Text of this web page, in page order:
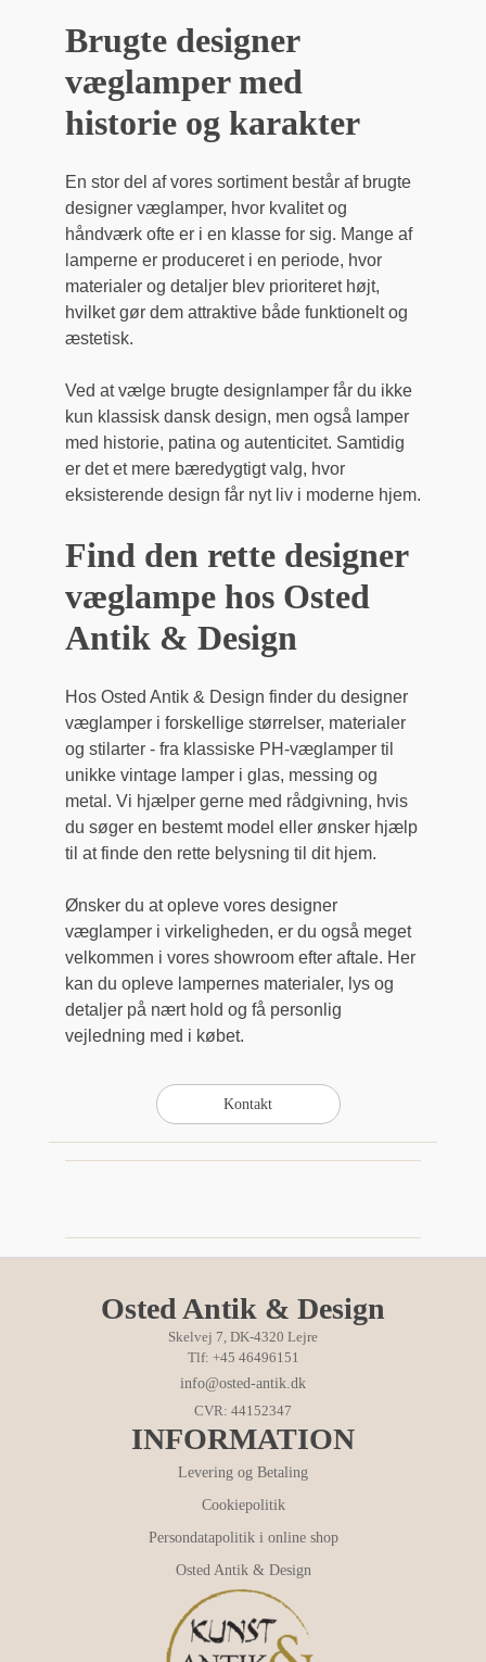
Brugte designer
væglamper med
historie og karakter
En stor del af vores sortiment består af brugte
designer væglamper, hvor kvalitet og
håndværk ofte er i en klasse for sig. Mange af
lamperne er produceret i en periode, hvor
materialer og detaljer blev prioriteret højt,
hvilket gør dem attraktive både funktionelt og
æstetisk.
Ved at vælge brugte designlamper får du ikke
kun klassisk dansk design, men også lamper
med historie, patina og autenticitet. Samtidig
er det et mere bæredygtigt valg, hvor
eksisterende design får nyt liv i moderne hjem.
Find den rette designer
væglampe hos Osted
Antik & Design
Hos Osted Antik & Design finder du designer
væglamper i forskellige størrelser, materialer
og stilarter - fra klassiske PH-væglamper til
unikke vintage lamper i glas, messing og
metal. Vi hjælper gerne med rådgivning, hvis
du søger en bestemt model eller ønsker hjælp
til at finde den rette belysning til dit hjem.
Ønsker du at opleve vores designer
væglamper i virkeligheden, er du også meget
velkommen i vores showroom efter aftale. Her
kan du opleve lampernes materialer, lys og
detaljer på nært hold og få personlig
vejledning med i købet.
Osted Antik & Design
Skelvej 7, DK-4320 Lejre
Tlf: +45 46496151
info@osted-antik.dk
CVR: 44152347
INFORMATION
Levering og Betaling
Cookiepolitik
Persondatapolitik i online shop
Osted Antik & Design